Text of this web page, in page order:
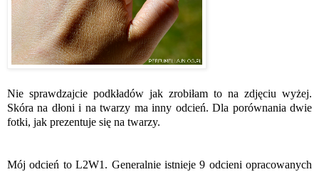
Nie sprawdzajcie podkładów jak zrobiłam to na zdjęciu wyżej.
Skóra na dłoni i na twarzy ma inny odcień. Dla porównania dwie
fotki, jak prezentuje się na twarzy.
Mój odcień to L2W1. Generalnie istnieje 9 odcieni opracowanych